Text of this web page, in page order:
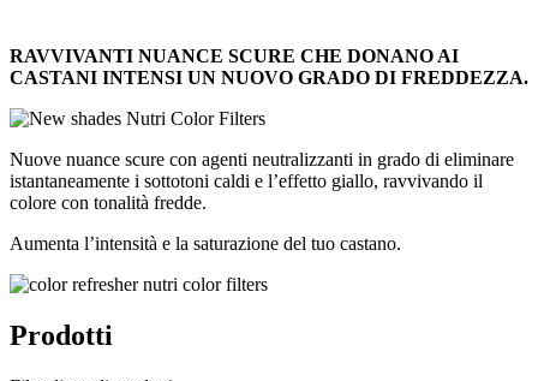
RAVVIVANTI NUANCE SCURE CHE DONANO AI
CASTANI INTENSI UN NUOVO GRADO DI FREDDEZZA.
Nuove nuance scure con agenti neutralizzanti in grado di eliminare
istantaneamente i sottotoni caldi e l’effetto giallo, ravvivando il
colore con tonalità fredde.
Aumenta l’intensità e la saturazione del tuo castano.
Prodotti